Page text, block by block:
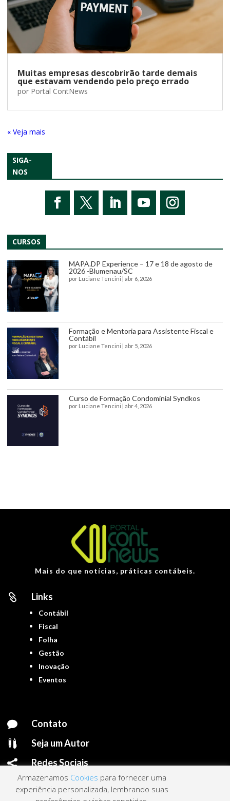
Muitas empresas descobrirão tarde demais
que estavam vendendo pelo preço errado
por Portal ContNews
« Entradas Antigas
SIGA-
NOS
CURSOS
MAPA.DP Experience – 17 e 18 de agosto de
2026 -Blumenau/SC
por Luciane Tencini | abr 6, 2026
Formação e Mentoria para Assistente Fiscal e
Contábil
por Luciane Tencini | abr 5, 2026
Curso de Formação Condominial Syndkos
por Luciane Tencini | abr 4, 2026
Mais do que notícias, práticas contábeis.
 Links
Contábil
Fiscal
Folha
Gestão
Inovação
Eventos
 Contato
 Seja um Autor
 Redes Sociais
Armazenamos Cookies para fornecer uma
experiência personalizada, lembrando suas